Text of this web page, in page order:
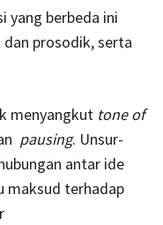
yang berbeda ini
prosodik, serta
menyangkut tone of
pausing. Unsur-
antar ide
maksud terhadap